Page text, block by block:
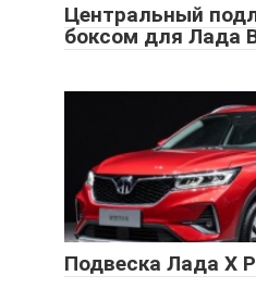
Центральный
боксом для Лада
Подвеска Лада Х